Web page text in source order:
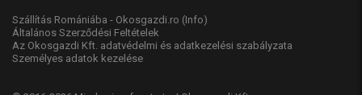
Szállítás Romániába - Okosgazdi.ro (Info)
Általános Szerződési Feltételek
Az Okosgazdi Kft. adatvédelmi és adatkezelési szabályzata
Személyes adatok kezelése